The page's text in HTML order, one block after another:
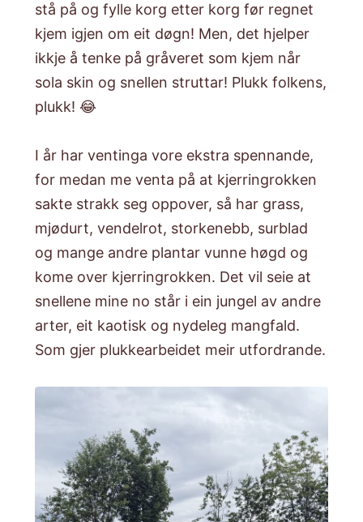
stå på og fylle korg etter korg før regnet
kjem igjen om eit døgn! Men, det hjelper
ikkje å tenke på gråveret som kjem når
sola skin og snellen struttar! Plukk folkens,
plukk! 😂
​I år har ventinga vore ekstra spennande,
for medan me venta på at kjerringrokken
sakte strakk seg oppover, så har grass,
mjødurt, vendelrot, storkenebb, surblad
og mange andre plantar vunne høgd og
kome over kjerringrokken. Det vil seie at
snellene mine no står i ein jungel av andre
arter, eit kaotisk og nydeleg mangfald.
Som gjer plukkearbeidet meir utfordrande.